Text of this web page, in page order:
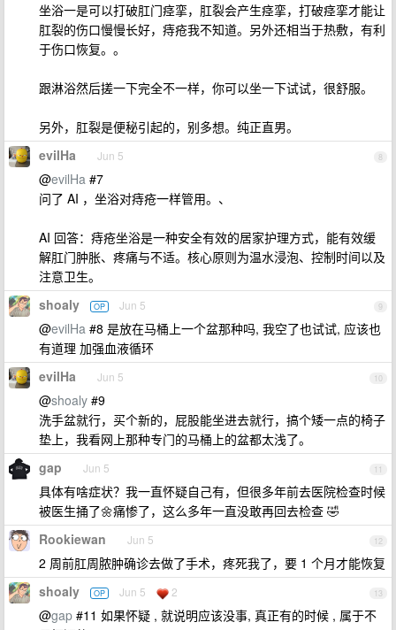
坐浴一是可以打破肛门痉挛，肛裂会产生痉挛，打破痉挛才能让
肛裂的伤口慢慢长好，痔疮我不知道。另外还相当于热敷，有利
于伤口恢复。。
跟淋浴然后搓一下完全不一样，你可以坐一下试试，很舒服。
另外，肛裂是便秘引起的，别多想。纯正直男。
8
evilHa Jun 5
@evilHa #7
问了 AI ，坐浴对痔疮一样管用。、
AI 回答：痔疮坐浴是一种安全有效的居家护理方式，能有效缓
解肛门肿胀、疼痛与不适。核心原则为温水浸泡、控制时间以及
注意卫生。
9
shoaly OP Jun 5
@evilHa #8 是放在马桶上一个盆那种吗, 我空了也试试, 应该也
有道理 加强血液循环
10
evilHa Jun 5
@shoaly #9
洗手盆就行，买个新的，屁股能坐进去就行，搞个矮一点的椅子
垫上，我看网上那种专门的马桶上的盆都太浅了。
11
gap Jun 5
具体有啥症状？我一直怀疑自己有，但很多年前去医院检查时候
被医生捅了🌼痛惨了，这么多年一直没敢再回去检查 🤣
12
Rookiewan Jun 5
2 周前肛周脓肿确诊去做了手术，疼死我了，要 1 个月才能恢复
13
shoaly OP Jun 5 2
@gap #11 如果怀疑 , 就说明应该没事, 真正有的时候 , 属于不